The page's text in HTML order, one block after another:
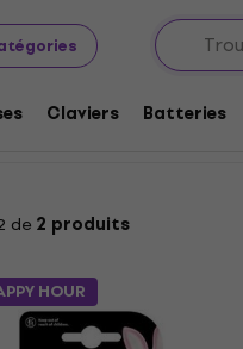
Claviers Batteries
de 2 produits
HOUR